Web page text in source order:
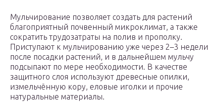
Мульчирование позволяет создать для растений
благоприятный почвенный микроклимат, а также
сократить трудозатраты на полив и прополку.
Приступают к мульчированию уже через 2–3 недели
после посадки растений, и в дальнейшем мульчу
подсыпают по мере необходимости. В качестве
защитного слоя используют древесные опилки,
измельчённую кору, еловые иголки и прочие
натуральные материалы.